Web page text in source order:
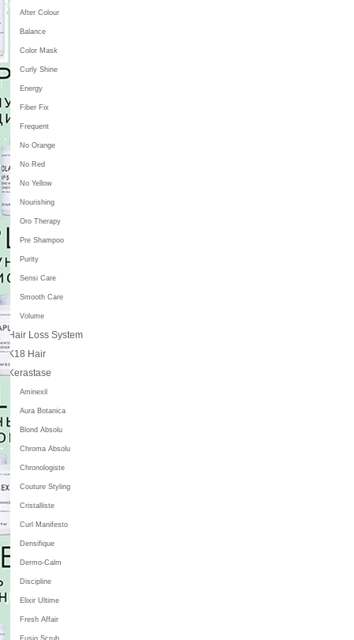
After Colour
Balance
Color Mask
Curly Shine
Energy
Fiber Fix
Frequent
No Orange
No Red
No Yellow
Nourishing
Oro Therapy
Pre Shampoo
Purity
Sensi Care
Smooth Care
Volume
Hair Loss System
K18 Hair
Kerastase
Aminexil
Aura Botanica
Blond Absolu
Chroma Absolu
Chronologiste
Couture Styling
Cristalliste
Curl Manifesto
Densifique
Dermo-Calm
Discipline
Elixir Ultime
Fresh Affair
Fusio Scrub